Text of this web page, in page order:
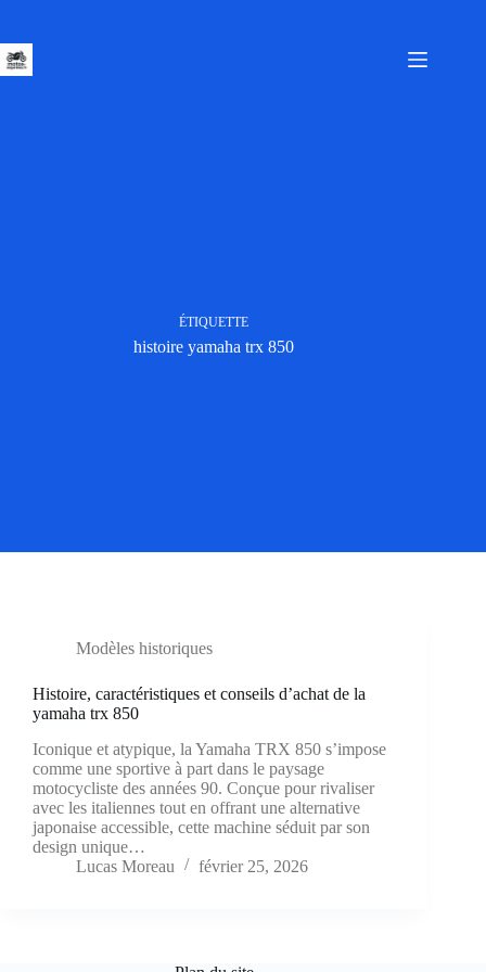
contenu
ÉTIQUETTE
histoire yamaha trx 850
Modèles historiques
Histoire, caractéristiques et conseils d’achat de la
yamaha trx 850
Iconique et atypique, la Yamaha TRX 850 s’impose
comme une sportive à part dans le paysage
motocycliste des années 90. Conçue pour rivaliser
avec les italiennes tout en offrant une alternative
japonaise accessible, cette machine séduit par son
design unique…
Lucas Moreau
février 25, 2026